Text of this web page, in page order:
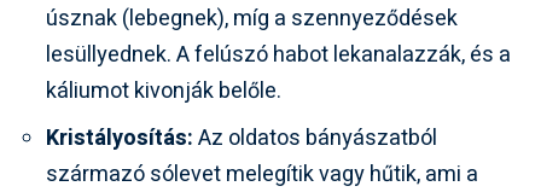
úsznak (lebegnek), míg a szennyeződések
lesüllyednek. A felúszó habot lekanalazzák, és a
káliumot kivonják belőle.
Kristályosítás:Az oldatos bányászatból
származó sólevet melegítik vagy hűtik, ami a